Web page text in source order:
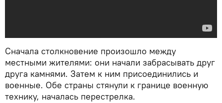
Сначала столкновение произошло между
местными жителями: они начали забрасывать друг
друга камнями. Затем к ним присоединились и
военные. Обе страны стянули к границе военную
технику, началась перестрелка.